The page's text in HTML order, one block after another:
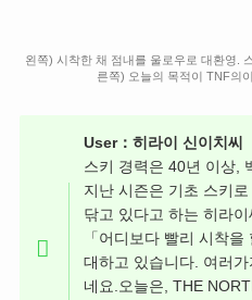
왼쪽) 시착한 채 점내를 울로우로 대환영.
른쪽) 오늘의 목적이 TNF의
User：히라이 신이치씨
스키 경력은 40년 이상,
지난 시즌은 기초 스키
닦고 있다고 하는 히라이
「어디보다 빨리 시착
대하고 있습니다. 여러
네요.오늘은, THE